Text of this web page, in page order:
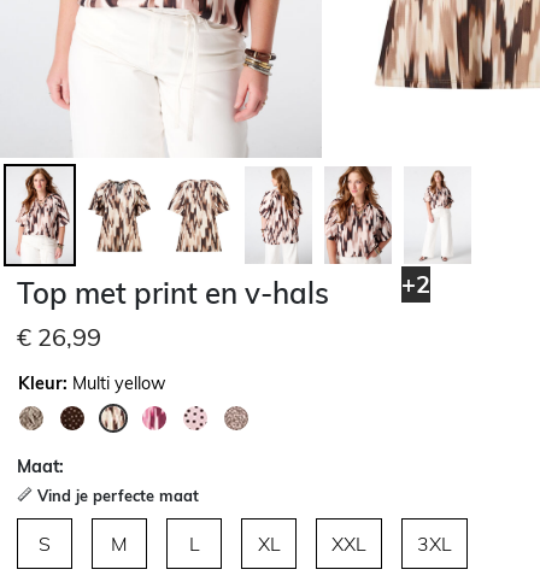
+2
Top met print en v-hals
€ 26,99
Kleur: Multi yellow
Maat:
Vind je perfecte maat
S M L XL XXL 3XL